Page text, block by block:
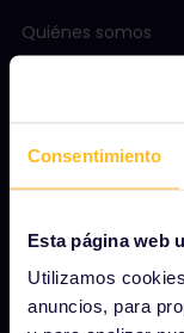
Consentimiento
Esta página web
Utilizamos
anuncios, para
Quiénes somos
Conviértete en
INICIO